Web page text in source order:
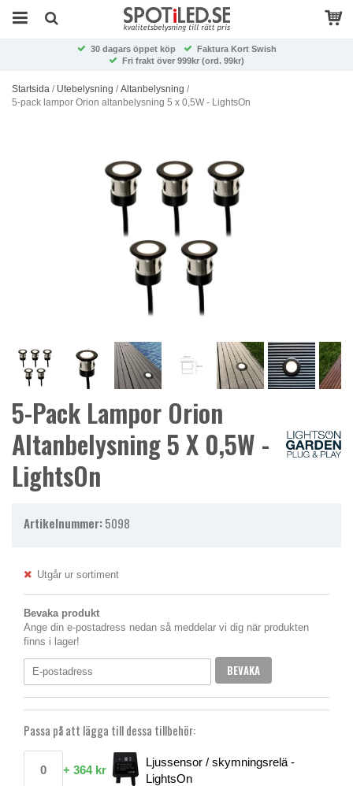
30 dagars öppet köp
Faktura Kort Swish
Fri frakt över 999kr (ord. 99kr)
Startsida / Utebelysning /Altanbelysning /
5-pack lampor Orion altanbelysning 5 x 0,5W - LightsOn
5-Pack Lampor Orion
Altanbelysning 5 X 0,5W -
LightsOn
Artikelnummer:5098
Utgår ur sortiment
Bevaka produkt
Ange din e-postadress nedan så meddelar vi dig när produkten
finns i lager!
BEVAKA
Passa på att lägga till dessa tillbehör:
+ 364 kr
Ljussensor / skymningsrelä -
LightsOn